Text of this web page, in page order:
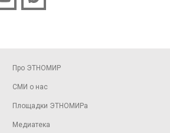
Про ЭТНОМИР
СМИ о нас
Площадки ЭТНОМИРа
Медиатека